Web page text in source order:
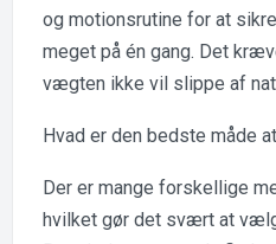
og motionsrutine for at
meget på én gang. Det
vægten ikke vil slippe af
Hvad er den bedste måde
Der er mange forskellige
hvilket gør det svært at